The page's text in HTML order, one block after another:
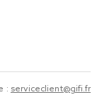
: serviceclient@gifi.fr